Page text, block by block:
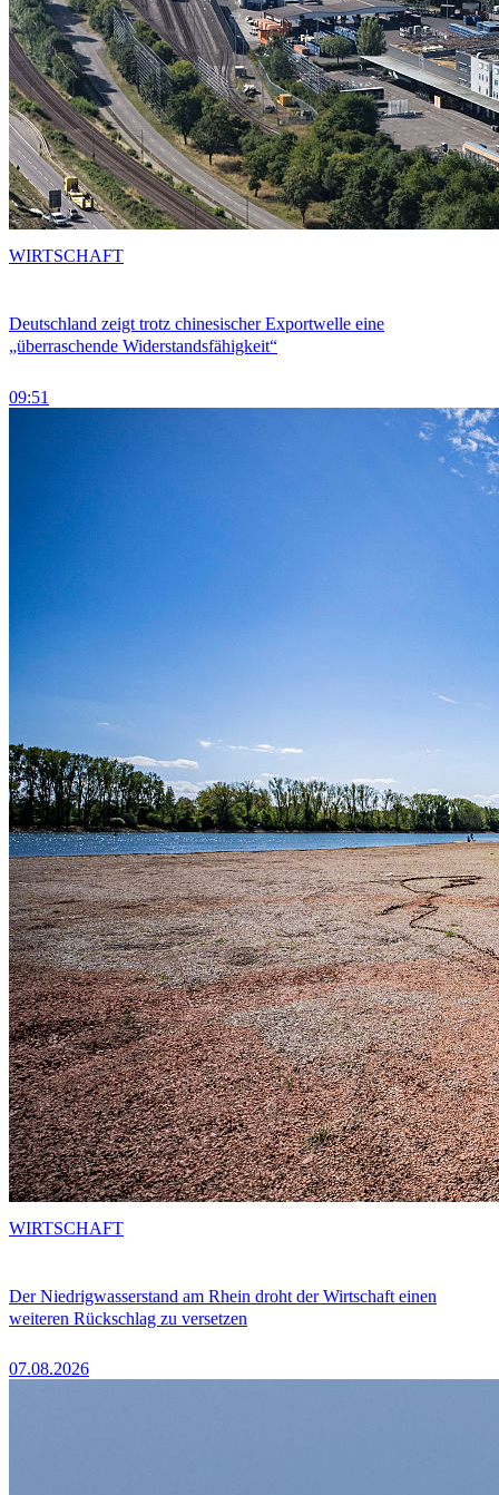
Deutschland zeigt trotz chinesischer Exportwelle eine
„überraschende Widerstandsfähigkeit“
09:51
WIRTSCHAFT
Der Niedrigwasserstand am Rhein droht der Wirtschaft einen
weiteren Rückschlag zu versetzen
07.08.2026
WIRTSCHAFT